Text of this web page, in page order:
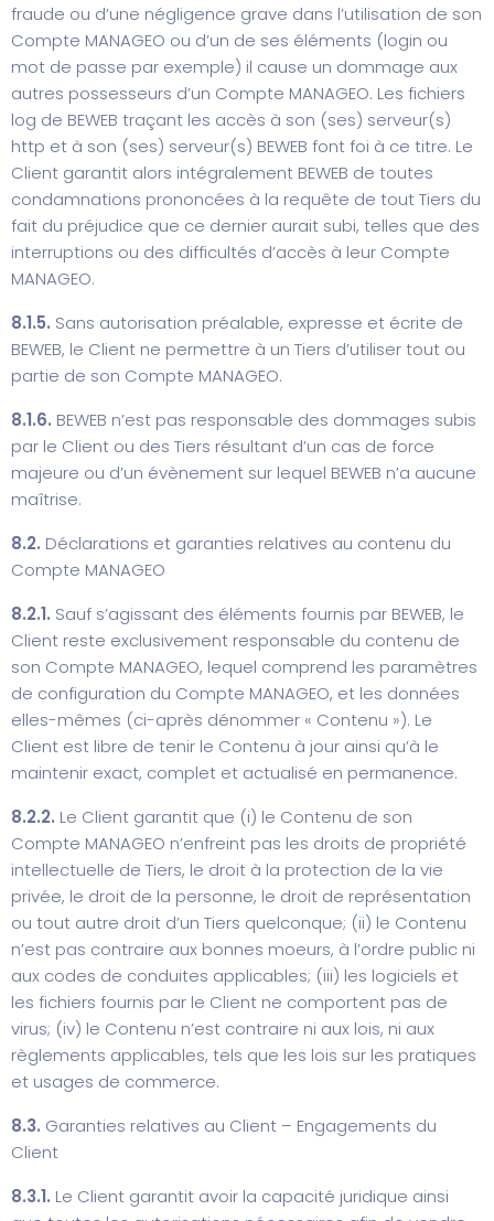
fraude ou d’une négligence grave dans l’utilisation de son
Compte MANAGEO ou d’un de ses éléments (login ou
mot de passe par exemple) il cause un dommage aux
autres possesseurs d’un Compte MANAGEO. Les fichiers
log de BEWEB traçant les accès à son (ses) serveur(s)
http et à son (ses) serveur(s) BEWEB font foi à ce titre. Le
Client garantit alors intégralement BEWEB de toutes
condamnations prononcées à la requête de tout Tiers du
fait du préjudice que ce dernier aurait subi, telles que des
interruptions ou des difficultés d’accès à leur Compte
MANAGEO.
8.1.5. Sans autorisation préalable, expresse et écrite de
BEWEB, le Client ne permettre à un Tiers d’utiliser tout ou
partie de son Compte MANAGEO.
8.1.6. BEWEB n’est pas responsable des dommages subis
par le Client ou des Tiers résultant d’un cas de force
majeure ou d’un évènement sur lequel BEWEB n’a aucune
maîtrise.
8.2. Déclarations et garanties relatives au contenu du
Compte MANAGEO
8.2.1. Sauf s’agissant des éléments fournis par BEWEB, le
Client reste exclusivement responsable du contenu de
son Compte MANAGEO, lequel comprend les paramètres
de configuration du Compte MANAGEO, et les données
elles-mêmes (ci-après dénommer « Contenu »). Le
Client est libre de tenir le Contenu à jour ainsi qu’à le
maintenir exact, complet et actualisé en permanence.
8.2.2. Le Client garantit que (i) le Contenu de son
Compte MANAGEO n’enfreint pas les droits de propriété
intellectuelle de Tiers, le droit à la protection de la vie
privée, le droit de la personne, le droit de représentation
ou tout autre droit d’un Tiers quelconque; (ii) le Contenu
n’est pas contraire aux bonnes moeurs, à l’ordre public ni
aux codes de conduites applicables; (iii) les logiciels et
les fichiers fournis par le Client ne comportent pas de
virus; (iv) le Contenu n’est contraire ni aux lois, ni aux
règlements applicables, tels que les lois sur les pratiques
et usages de commerce.
8.3. Garanties relatives au Client – Engagements du
Client
8.3.1. Le Client garantit avoir la capacité juridique ainsi